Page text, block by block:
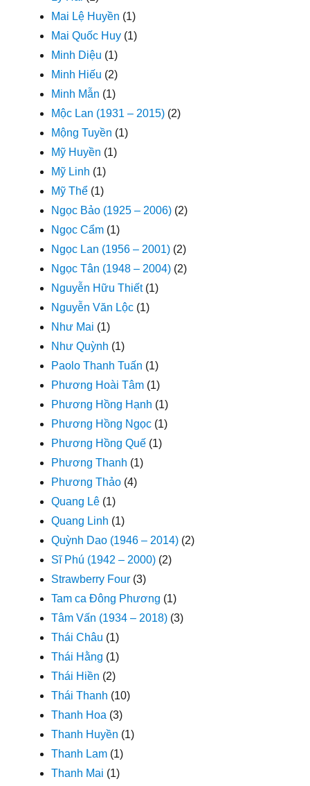
Mai Lệ Huyền (1)
Mai Quốc Huy (1)
Minh Diệu (1)
Minh Hiếu (2)
Minh Mẫn (1)
Mộc Lan (1931 – 2015) (2)
Mộng Tuyền (1)
Mỹ Huyền (1)
Mỹ Linh (1)
Mỹ Thể (1)
Ngọc Bảo (1925 – 2006) (2)
Ngọc Cẩm (1)
Ngọc Lan (1956 – 2001) (2)
Ngọc Tân (1948 – 2004) (2)
Nguyễn Hữu Thiết(1)
Nguyễn Văn Lộc (1)
Như Mai (1)
Như Quỳnh (1)
Paolo Thanh Tuấn (1)
Phương Hoài Tâm (1)
Phương Hồng Hạnh (1)
Phương Hồng Ngọc (1)
Phương Hồng Quế (1)
Phương Thanh (1)
Phương Thảo (4)
Quang Lê (1)
Quang Linh (1)
Quỳnh Dao (1946 – 2014) (2)
Sĩ Phú (1942 – 2000) (2)
Strawberry Four (3)
Tam ca Đông Phương (1)
Tâm Vấn (1934 – 2018) (3)
Thái Châu (1)
Thái Hằng (1)
Thái Hiền (2)
Thái Thanh (10)
Thanh Hoa (3)
Thanh Huyền (1)
Thanh Lam (1)
Thanh Mai (1)